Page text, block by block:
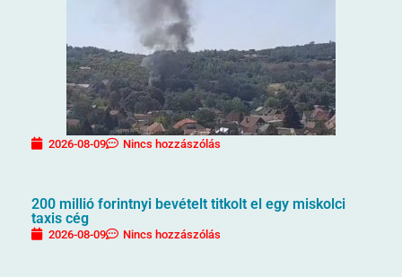
2026-08-09 Nincs hozzászólás
200 millió forintnyi bevételt titkolt el egy miskolci
taxis cég
2026-08-09 Nincs hozzászólás